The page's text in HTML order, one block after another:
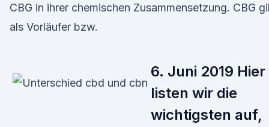
CBG in ihrer chemischen Zusammensetzung. CBG
als Vorläufer bzw.
6. Juni 2019 Hier
listen wir die
wichtigsten auf,